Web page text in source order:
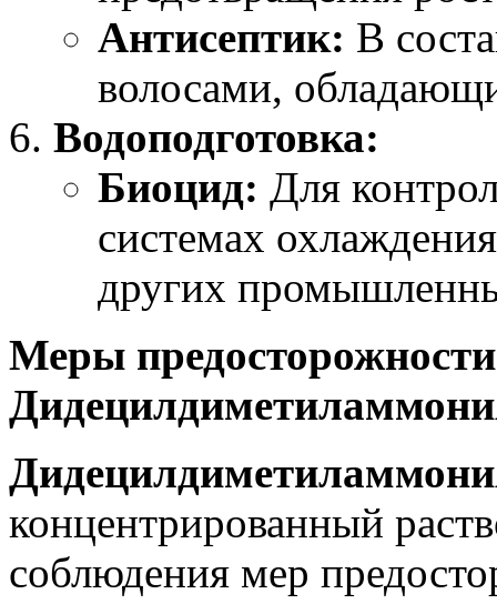
Антисептик: В
волосами,
Водоподготовка:
Биоцид: Для
системах
других
Меры
концентрированный
соблюдения мер